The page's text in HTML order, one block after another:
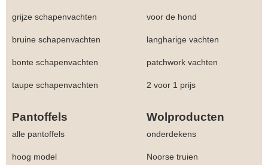
grijze schapenvachten voor de hond
bruine schapenvachten langharige vachten
bonte schapenvachten patchwork vachten
taupe schapenvachten 2 voor 1 prijs
Pantoffels Wolproducten
alle pantoffels onderdekens
hoog model Noorse truien